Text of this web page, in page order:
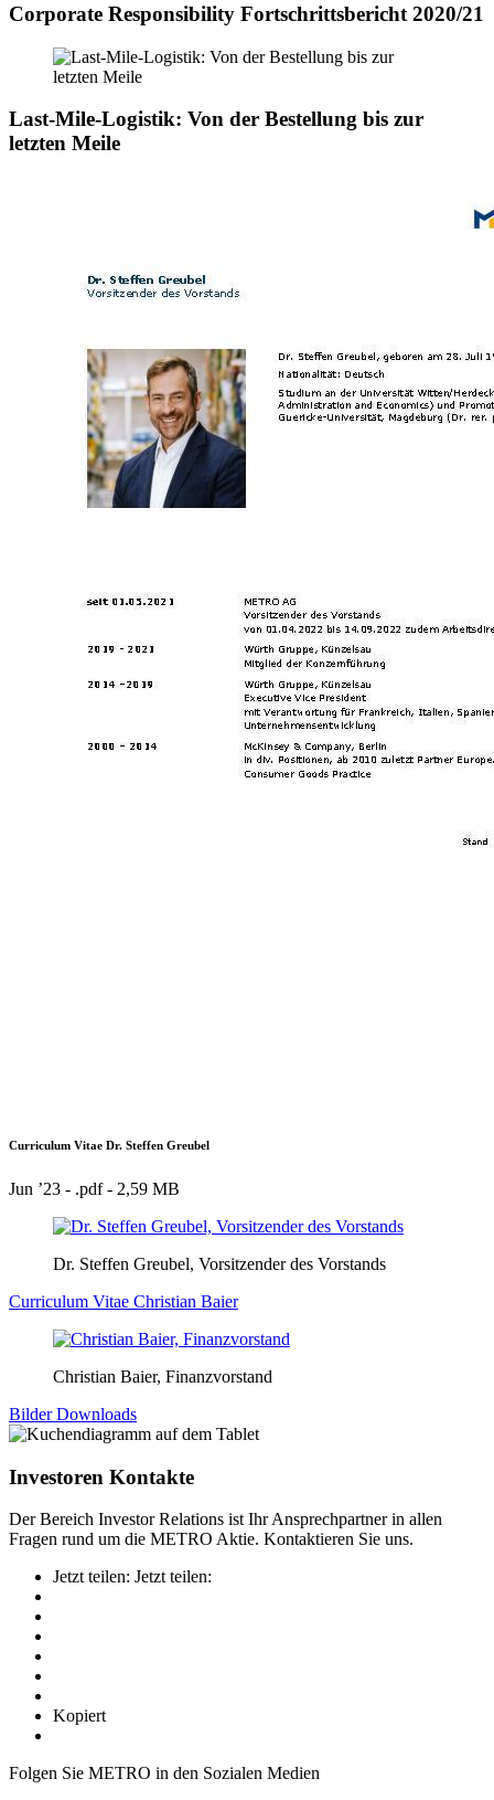
Corporate Responsibility Fortschrittsbericht 2020/21
Last-Mile-Logistik: Von der Bestellung bis zur
letzten Meile
Curriculum Vitae Dr. Steffen Greubel
Jun ’23 - .pdf - 2,59 MB
Dr. Steffen Greubel, Vorsitzender des Vorstands
Curriculum Vitae Christian Baier
Christian Baier, Finanzvorstand
Bilder Downloads
Investoren Kontakte
Der Bereich Investor Relations ist Ihr Ansprechpartner in allen
Fragen rund um die METRO Aktie. Kontaktieren Sie uns.
Jetzt teilen: Jetzt teilen:
Kopiert
Folgen Sie METRO in den Sozialen Medien